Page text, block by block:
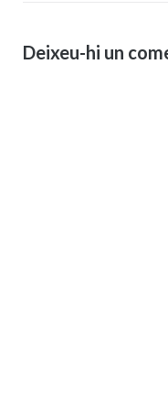
Deixeu-hi un